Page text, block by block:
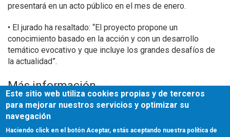
presentará en un acto público en el mes de enero.
• El jurado ha resaltado: “El proyecto propone un
conocimiento basado en la acción y con un desarrollo
temático evocativo y que incluye los grandes desafíos de
la actualidad”.
Más información
publicaciónCSCAE
Fuente
Este sitio web utiliza cookies propias y de terceros
para mejorar nuestros servicios y optimizar su
navegación
Haciendo click en el botón Aceptar, estás aceptando nuestra política de